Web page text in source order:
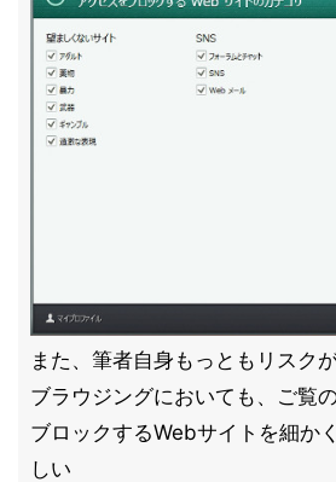
また、筆者自身もっともリスク
ブラウジングにおいても、ご覧
ブロックするWebサイトを細か
しい